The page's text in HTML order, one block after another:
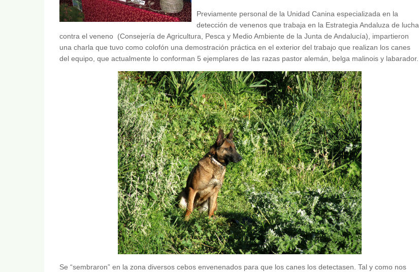
Previamente personal de la Unidad Canina especializada en la
detección de venenos que trabaja en la Estrategia Andaluza de lucha
contra el veneno (Consejería de Agricultura, Pesca y Medio Ambiente de la Junta de Andalucía), impartieron
una charla que tuvo como colofón una demostración práctica en el exterior del trabajo que realizan los canes
del equipo, que actualmente lo conforman 5 ejemplares de las razas pastor alemán, belga malinois y labarador.
Se “sembraron” en la zona diversos cebos envenenados para que los canes los detectasen. Tal y como nos